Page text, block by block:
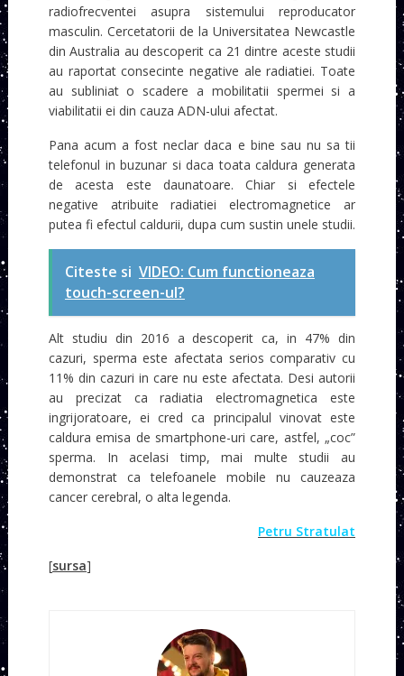
radiofrecventei asupra sistemului reproducator
masculin. Cercetatorii de la Universitatea Newcastle
din Australia au descoperit ca 21 dintre aceste studii
au raportat consecinte negative ale radiatiei. Toate
au subliniat o scadere a mobilitatii spermei si a
viabilitatii ei din cauza ADN-ului afectat.
Pana acum a fost neclar daca e bine sau nu sa tii
telefonul in buzunar si daca toata caldura generata
de acesta este daunatoare. Chiar si efectele
negative atribuite radiatiei electromagnetice ar
putea fi efectul caldurii, dupa cum sustin unele studii.
Citeste si VIDEO: Cum functioneaza
touch-screen-ul?
Alt studiu din 2016 a descoperit ca, in 47% din
cazuri, sperma este afectata serios comparativ cu
11% din cazuri in care nu este afectata. Desi autorii
au precizat ca radiatia electromagnetica este
ingrijoratoare, ei cred ca principalul vinovat este
caldura emisa de smartphone-uri care, astfel, „coc”
sperma. In acelasi timp, mai multe studii au
demonstrat ca telefoanele mobile nu cauzeaza
cancer cerebral, o alta legenda.
Petru Stratulat
[sursa]